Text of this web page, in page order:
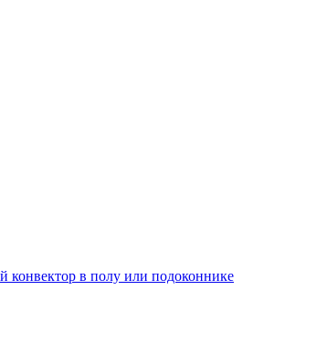
конвектор в полу или подоконнике